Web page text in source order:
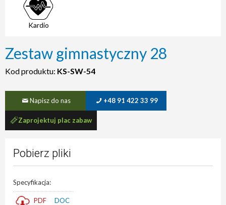
Kardio
Zestaw gimnastyczny 28
Kod produktu: KS-SW-54
Napisz do nas +48 91 422 33 99
Zaprojektuj plac zabaw
Pobierz pliki
Specyfikacja:
PDF DOC